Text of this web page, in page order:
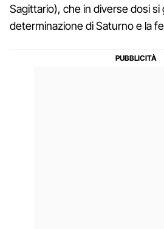
Sagittario), che in diverse dosi si
determinazione di Saturno e la